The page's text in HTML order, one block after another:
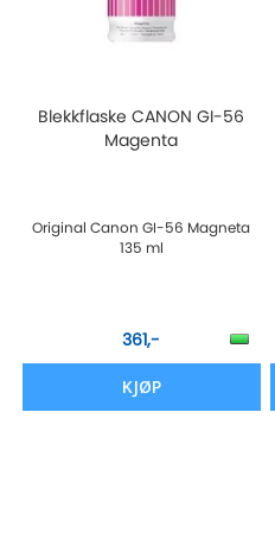
Blekkflaske CANON GI-56
Magenta
Original Canon GI-56 Magneta
135 ml
361,-
KJØP